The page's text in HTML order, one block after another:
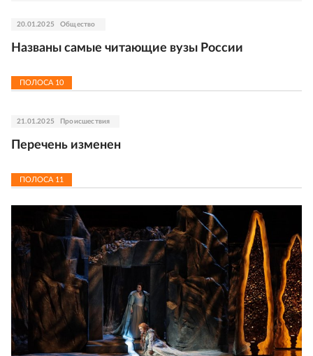
20.01.2025 Общество
Названы самые читающие вузы России
ПОЛОСА 10
21.01.2025 Происшествия
Перечень изменен
ПОЛОСА 11